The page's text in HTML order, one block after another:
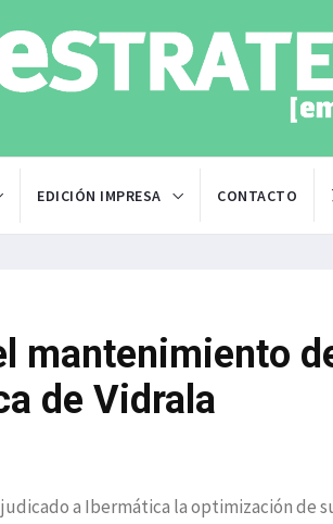
EDICIÓN IMPRESA CONTACTO
mantenimiento
de Vidrala
a Ibermática la optimización de